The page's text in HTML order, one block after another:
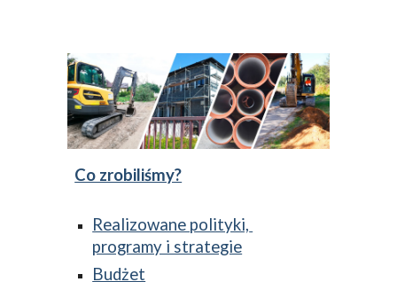
Co zrobiliśmy?
Realizowane polityki,
programy i strategie
Budżet